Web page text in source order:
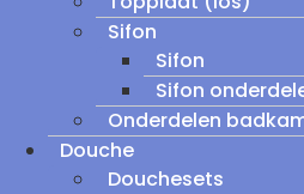
Sifon
Sifon
Sifon
Onderdelen
Douche
Douchesets